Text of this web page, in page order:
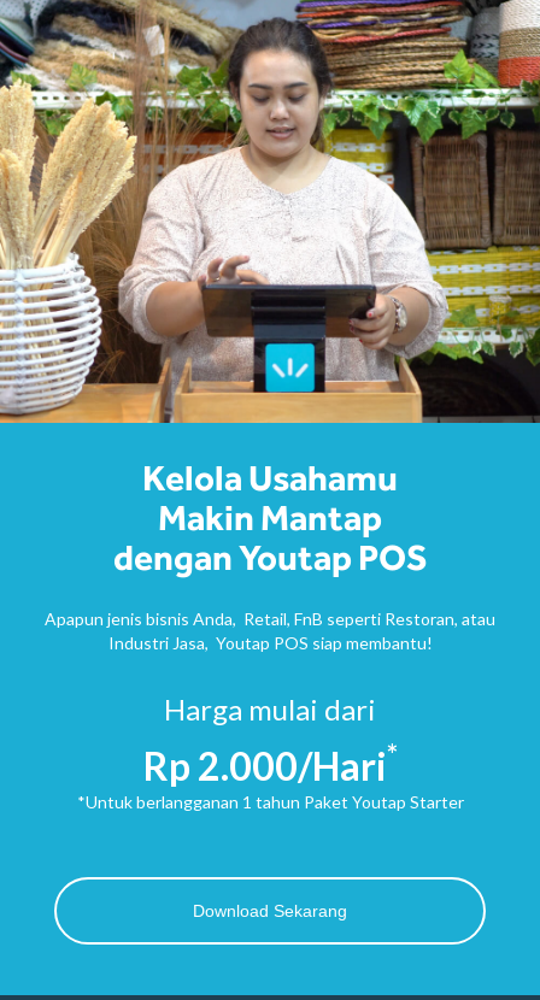
Kelola Usahamu
Makin Mantap
dengan Youtap POS
Apapun jenis bisnis Anda, Retail, FnB seperti Restoran, atau
Industri Jasa, Youtap POS siap membantu!
Harga mulai dari
Rp 2.000/Hari*​
*Untuk berlangganan 1 tahun Paket Youtap Starter
Download Sekarang